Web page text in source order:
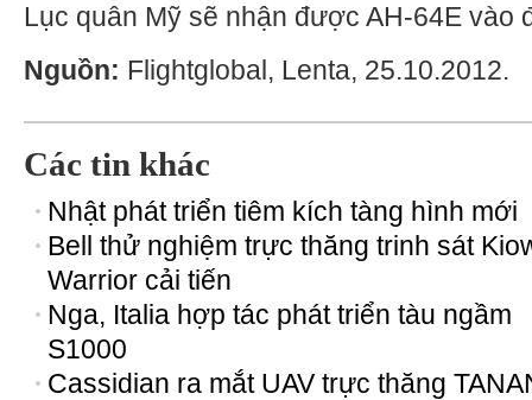
Lục quân Mỹ sẽ nhận được AH-64E vào
Nguồn: Flightglobal, Lenta, 25.10.2012.
Các tin khác
Nhật phát triển tiêm kích tàng hình mới
Bell thử nghiệm trực thăng trinh sát
Warrior cải tiến
Nga, Italia hợp tác phát triển tàu ngầm
S1000
Cassidian ra mắt UAV trực thăng